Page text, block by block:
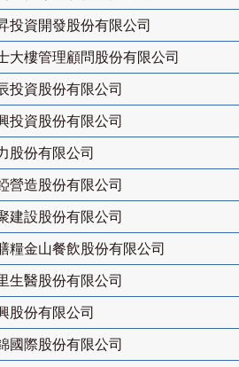
投資開發股份有限公司
大樓管理顧問股份有限公司
投資股份有限公司
投資股份有限公司
股份有限公司
營造股份有限公司
建設股份有限公司
糧金山餐飲股份有限公司
生醫股份有限公司
股份有限公司
國際股份有限公司